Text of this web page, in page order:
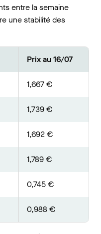
entre la semaine
une stabilité des
Prix au 16/07
1,667 €
1,739 €
1,692 €
1,789 €
0,745 €
0,988 €